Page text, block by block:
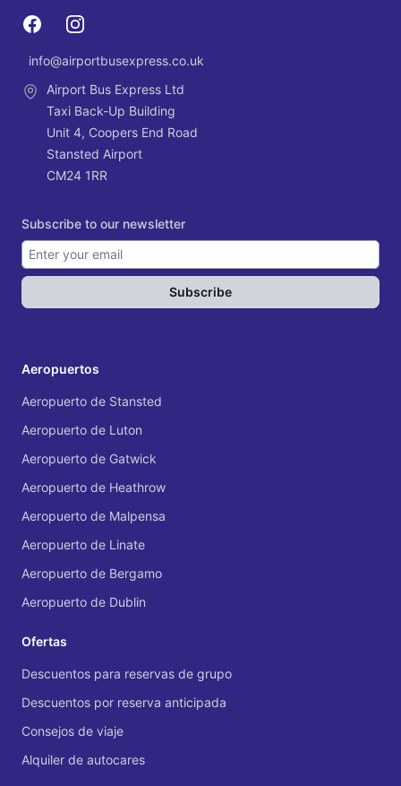
FacebookInstagram
Email
info@airportbusexpress.co.uk
Airport Bus Express Ltd
Taxi Back-Up Building
Unit 4, Coopers End Road
Stansted Airport
CM24 1RR
Subscribe to our newsletter
Subscribe
Aeropuertos
Aeropuerto de Stansted
Aeropuerto de Luton
Aeropuerto de Gatwick
Aeropuerto de Heathrow
Aeropuerto de Malpensa
Aeropuerto de Linate
Aeropuerto de Bergamo
Aeropuerto de Dublin
Ofertas
Descuentos para reservas de grupo
Descuentos por reserva anticipada
Consejos de viaje
Alquiler de autocares